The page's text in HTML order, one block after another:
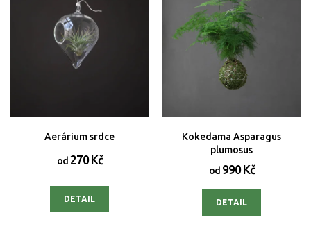
Aerárium srdce
od270 Kč
DETAIL
Kokedama Asparagus
plumosus
od990 Kč
DETAIL